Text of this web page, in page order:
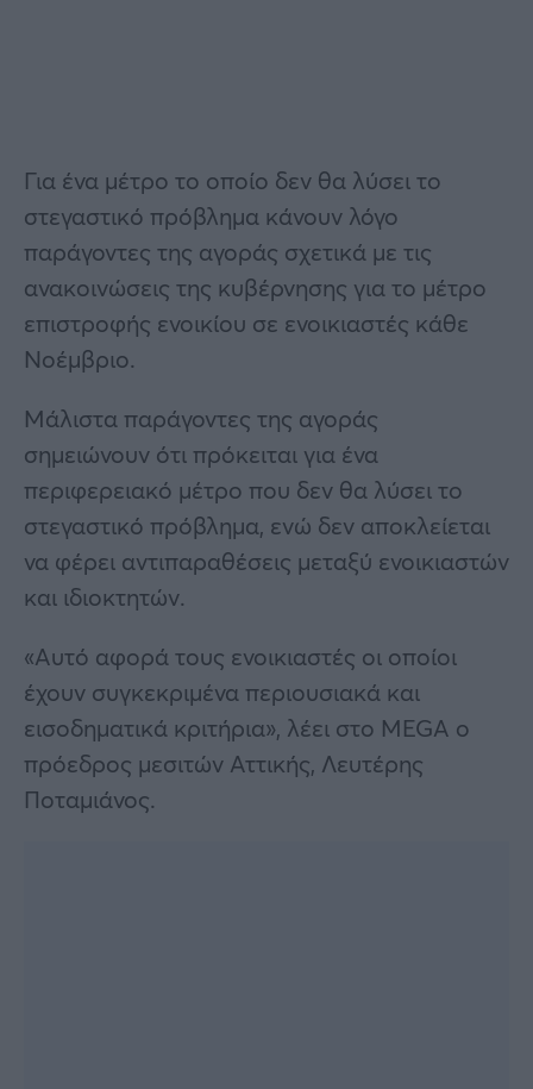
Για ένα μέτρο το οποίο δεν θα λύσει το
στεγαστικό πρόβλημα κάνουν λόγο
παράγοντες της αγοράς σχετικά με τις
ανακοινώσεις της κυβέρνησης για το μέτρο
επιστροφής ενοικίου σε ενοικιαστές κάθε
Νοέμβριο.
Μάλιστα παράγοντες της αγοράς
σημειώνουν ότι πρόκειται για ένα
περιφερειακό μέτρο που δεν θα λύσει το
στεγαστικό πρόβλημα, ενώ δεν αποκλείεται
να φέρει αντιπαραθέσεις μεταξύ ενοικιαστών
και ιδιοκτητών.
«Αυτό αφορά τους ενοικιαστές οι οποίοι
έχουν συγκεκριμένα περιουσιακά και
εισοδηματικά κριτήρια», λέει στο MEGA ο
πρόεδρος μεσιτών Αττικής, Λευτέρης
Ποταμιάνος.